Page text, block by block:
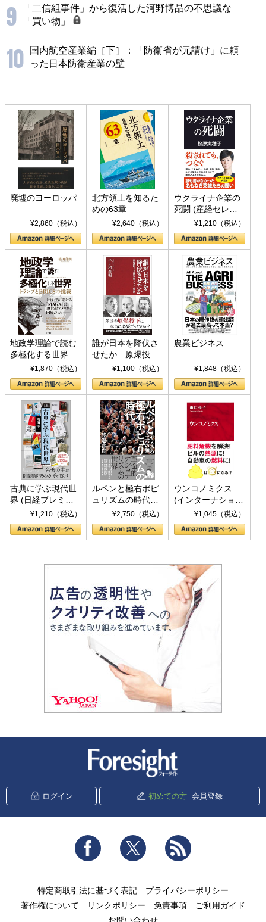
9
「二信組事件」から復活した河野博晶の不思議な
「買い物」
10
国内航空産業編［下］：「防衛省が元請け」に頼
った日本防衛産業の壁
廃墟のヨーロッパ
¥2,860（税込）
北方領土を知るた
めの63章
¥2,640（税込）
ウクライナ企業の
死闘 (産経セレク
ト S 039)¥1,210（税込）
地政学理論で読む
多極化する世界：
トランプとBRICS
の挑戦
¥1,870（税込）
誰が日本を降伏さ
せたか 原爆投
下、ソ連参戦、そ
して聖断 (PHP新
書)
¥1,100（税込）
農業ビジネス
¥1,848（税込）
古典に学ぶ現代世
界 (日経プレミア
シリーズ)¥1,210（税込）
ルペンと極右ポピ
ュリズムの時代：
〈ヤヌス〉の二つ
の顔
¥2,750（税込）
ウンコノミクス
(インターナショナ
ル新書)¥1,045（税込）
ログイン 初めての方 会員登録
Facebook Twitter
特定商取引法に基づく表記
プライバシーポリシー
著作権について
リンクポリシー 免責事項
ご利用ガイド